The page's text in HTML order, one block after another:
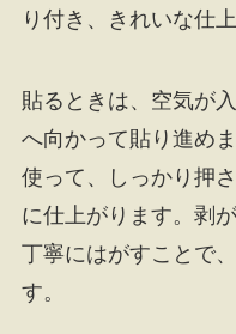
り付き、きれいな仕
貼るときは、空気が
へ向かって貼り進め
使って、しっかり押
に仕上がります。剥
丁寧にはがすことで
す。